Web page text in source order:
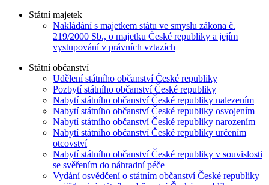
Státní majetek
Nakládání s majetkem státu ve smyslu zákona č.
219/2000 Sb., o majetku České republiky a jejím
vystupování v právních vztazích
Státní občanství
Udělení státního občanství České republiky
Pozbytí státního občanství České republiky
Nabytí státního občanství České republiky nalezením
Nabytí státního občanství České republiky osvojením
Nabytí státního občanství České republiky narozením
Nabytí státního občanství České republiky určením
otcovství
Nabytí státního občanství České republiky v souvislosti
se svěřením do náhradní péče
Vydání osvědčení o státním občanství České republiky